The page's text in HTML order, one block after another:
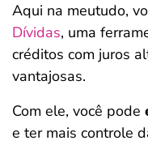
Aqui na meutudo,
Dívidas, uma
créditos com juros
vantajosas.
Com ele, você pode
e ter mais controle